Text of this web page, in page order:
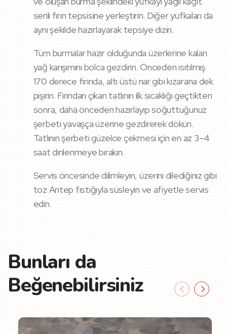
serili fırın tepsisine yerleştirin. Diğer yufkaları da
aynı şekilde hazırlayarak tepsiye dizin.
Tüm burmalar hazır olduğunda üzerlerine kalan
yağ karışımını bolca gezdirin. Önceden ısıtılmış
170 derece fırında, altı üstü nar gibi kızarana dek
pişirin. Fırından çıkan tatlının ilk sıcaklığı geçtikten
sonra, daha önceden hazırlayıp soğuttuğunuz
şerbeti yavaşça üzerine gezdirerek dökün.
Tatlının şerbeti güzelce çekmesi için en az 3–4
saat dinlenmeye bırakın.
Servis öncesinde dilimleyin, üzerini dilediğiniz gibi
toz Antep fıstığıyla süsleyin ve afiyetle servis
edin.
Bunları da
Beğenebilirsiniz